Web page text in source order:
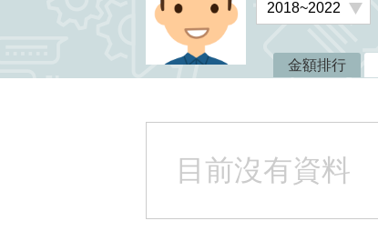
金額排行
目前沒有資料